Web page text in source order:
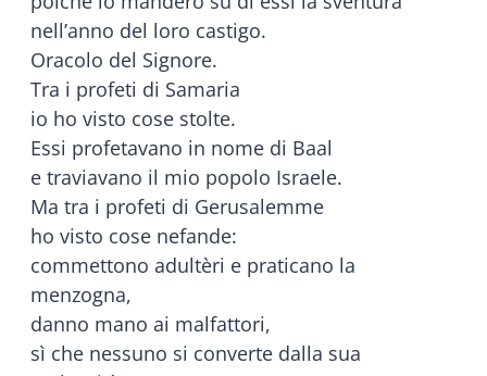
nell’anno del loro castigo.
Oracolo del Signore.
Tra i profeti di Samaria
io ho visto cose stolte.
Essi profetavano in nome di Baal
e traviavano il mio popolo Israele.
Ma tra i profeti di Gerusalemme
ho visto cose nefande:
commettono adultèri e praticano la
menzogna,
danno mano ai malfattori,
sì che nessuno si converte dalla sua